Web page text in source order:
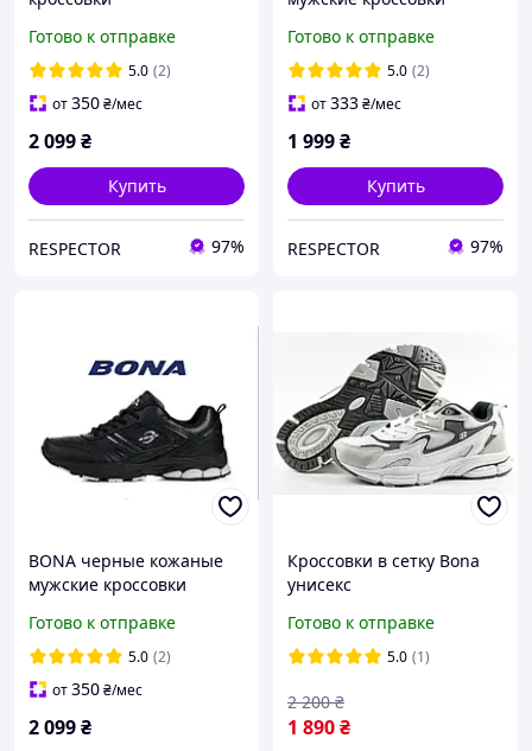
Готово к отправке
5.0 (2)
от350₴/мес
2 099₴
Купить
RESPECTOR 97%
Готово к отправке
5.0 (2)
от333₴/мес
1 999₴
Купить
RESPECTOR 97%
BONA черные кожаные
мужские кроссовки
Готово к отправке
5.0 (2)
от350₴/мес
2 099₴
Кроссовки в сетку Bona
унисекс
Готово к отправке
5.0 (1)
1 890₴
2 200 ₴